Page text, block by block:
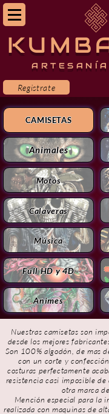
Registrate
CAMISETAS
Animales
Motos
Calaveras
Música
Full HD y 4D
Animes
Nuestras camisetas son
desde los mejores
Son 100%algodón, de mas
con un corte y
costuras perfectamente
resistencia casi imposible
otra marca
Mención especial para la
realizada con maquinas de